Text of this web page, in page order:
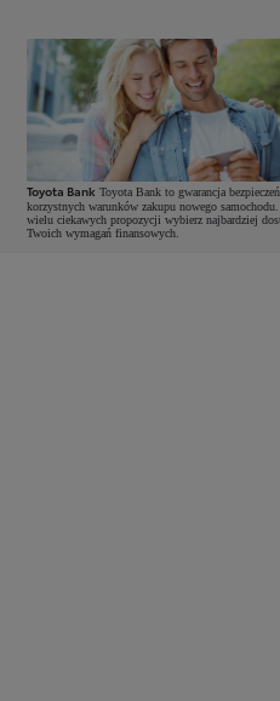
Toyota Bank Toyota Bank to gwarancja
korzystnych warunków zakupu nowego
wielu ciekawych propozycji wybierz najbardziej
Twoich wymagań finansowych.